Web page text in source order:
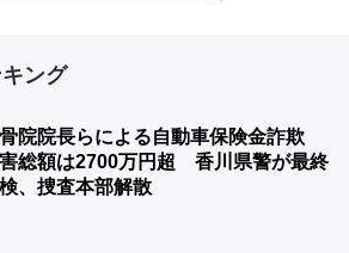
ング
院院長らによる自動車保険金詐欺
総額は2700万円超 香川県警が最終
、捜査本部解散